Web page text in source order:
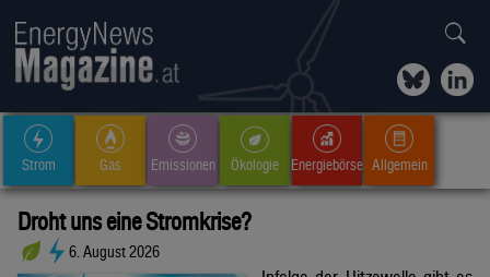
Strom Gas Emissionen Ökologie Energiebörse Allgemein
Droht uns eine Stromkrise?
6. August 2026